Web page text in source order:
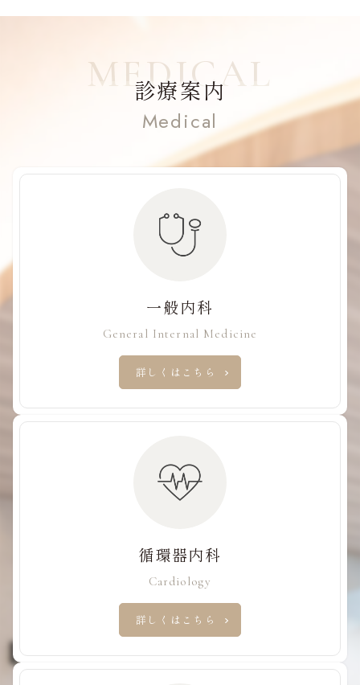
診療案内
Medical
一般内科
General Internal Medicine
詳しくはこちら
循環器内科
Cardiology
詳しくはこちら